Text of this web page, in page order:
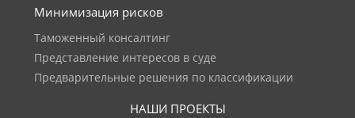
Минимизация рисков
Таможенный консалтинг
Представление интересов в суде
Предварительные решения по классификации
НАШИ ПРОЕКТЫ